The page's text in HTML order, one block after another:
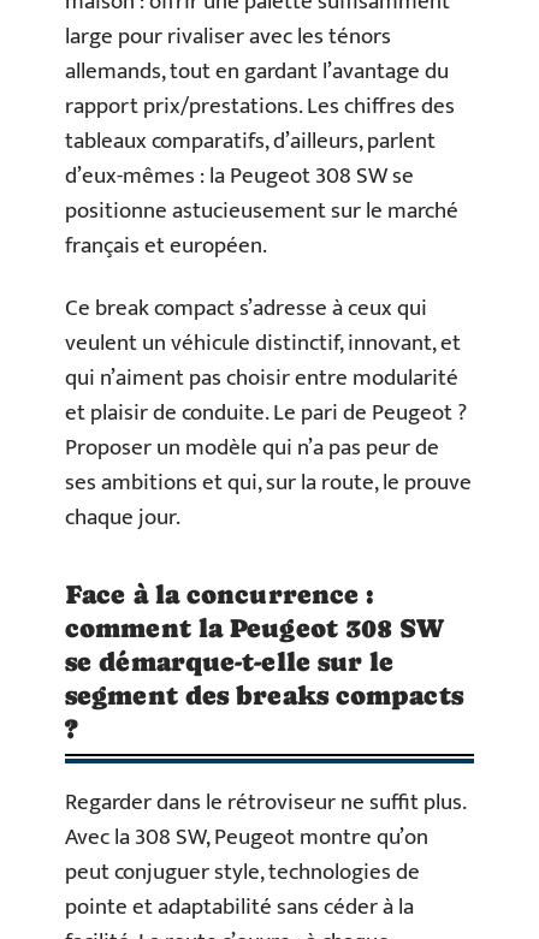
large pour rivaliser avec les ténors
allemands, tout en gardant l’avantage du
rapport prix/prestations. Les chiffres des
tableaux comparatifs, d’ailleurs, parlent
d’eux-mêmes : la Peugeot 308 SW se
positionne astucieusement sur le marché
français et européen.
Ce break compact s’adresse à ceux qui
veulent un véhicule distinctif, innovant, et
qui n’aiment pas choisir entre modularité
et plaisir de conduite. Le pari de Peugeot ?
Proposer un modèle qui n’a pas peur de
ses ambitions et qui, sur la route, le prouve
chaque jour.
Face à la concurrence :
comment la Peugeot 308 SW
se démarque-t-elle sur le
segment des breaks compacts
?
Regarder dans le rétroviseur ne suffit plus.
Avec la 308 SW, Peugeot montre qu’on
peut conjuguer style, technologies de
pointe et adaptabilité sans céder à la